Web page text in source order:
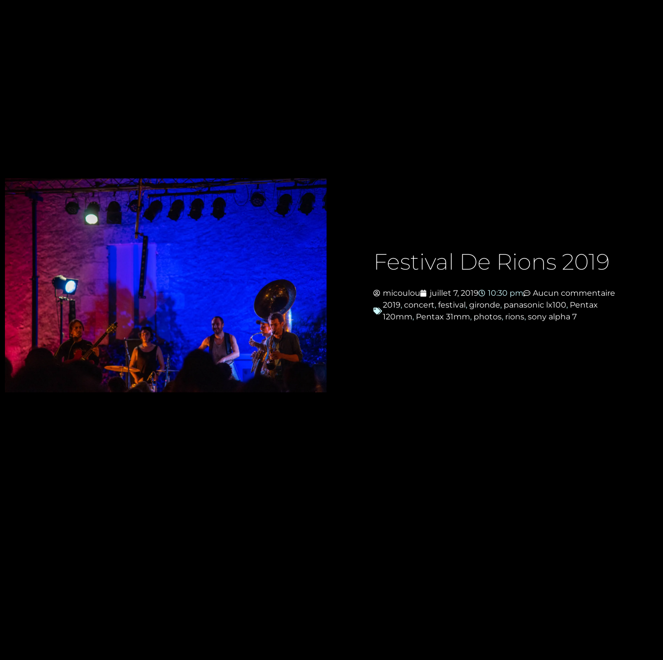
Festival De Rions 2019
micoulou juillet 7, 2019 10:30 pm
Aucun commentaire
2019, concert, festival, gironde, panasonic lx100, Pentax
120mm, Pentax 31mm, photos, rions, sony alpha 7